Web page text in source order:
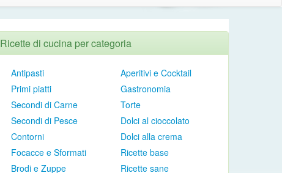
Ricette di cucina per categoria
Antipasti
Primi piatti
Secondi di Carne
Secondi di Pesce
Contorni
Focacce e Sformati
Brodi e Zuppe
Aperitivi e Cocktail
Gastronomia
Torte
Dolci al cioccolato
Dolci alla crema
Ricette base
Ricette sane